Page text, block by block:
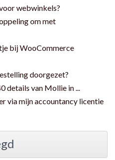
webwinkels?
om met
bij WooCommerce
doorgezet?
details van Mollie in ...
via mijn accountancy licentie